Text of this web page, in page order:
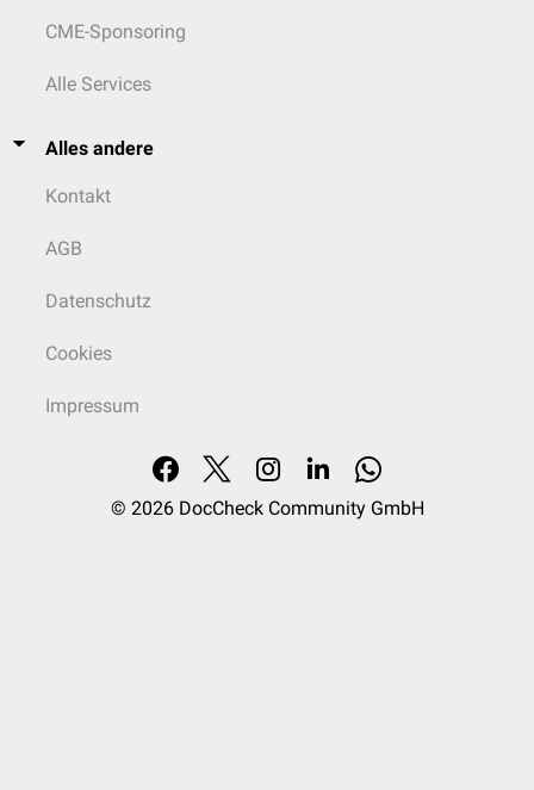
CME-Sponsoring
Alle Services
Alles andere
Kontakt
AGB
Datenschutz
Cookies
Impressum
© 2026 DocCheck Community GmbH